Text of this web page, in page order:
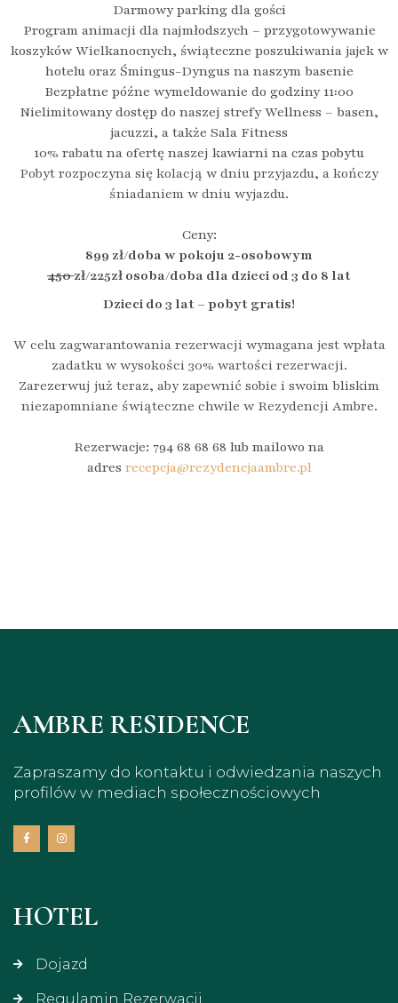
Darmowy parking dla gości
Program animacji dla najmłodszych – przygotowywanie
koszyków Wielkanocnych, świąteczne poszukiwania jajek w
hotelu oraz Śmingus-Dyngus na naszym basenie
Bezpłatne późne wymeldowanie do godziny 11:00
Nielimitowany dostęp do naszej strefy Wellness – basen,
jacuzzi, a także Sala Fitness
10% rabatu na ofertę naszej kawiarni na czas pobytu
Pobyt rozpoczyna się kolacją w dniu przyjazdu, a kończy
śniadaniem w dniu wyjazdu.
Ceny:
899 zł/doba w pokoju 2-osobowym
450zł/225zł osoba/doba dla dzieci od 3 do 8 lat
Dzieci do 3 lat – pobyt gratis!
W celu zagwarantowania rezerwacji wymagana jest wpłata
zadatku w wysokości 30% wartości rezerwacji.
Zarezerwuj już teraz, aby zapewnić sobie i swoim bliskim
niezapomniane świąteczne chwile w Rezydencji Ambre.
Rezerwacje: 794 68 68 68 lub mailowo na
adres recepcja@rezydencjaambre.pl
AMBRE RESIDENCE
Zapraszamy do kontaktu i odwiedzania naszych
profilów w mediach społecznościowych
HOTEL
Dojazd
Regulamin Rezerwacji